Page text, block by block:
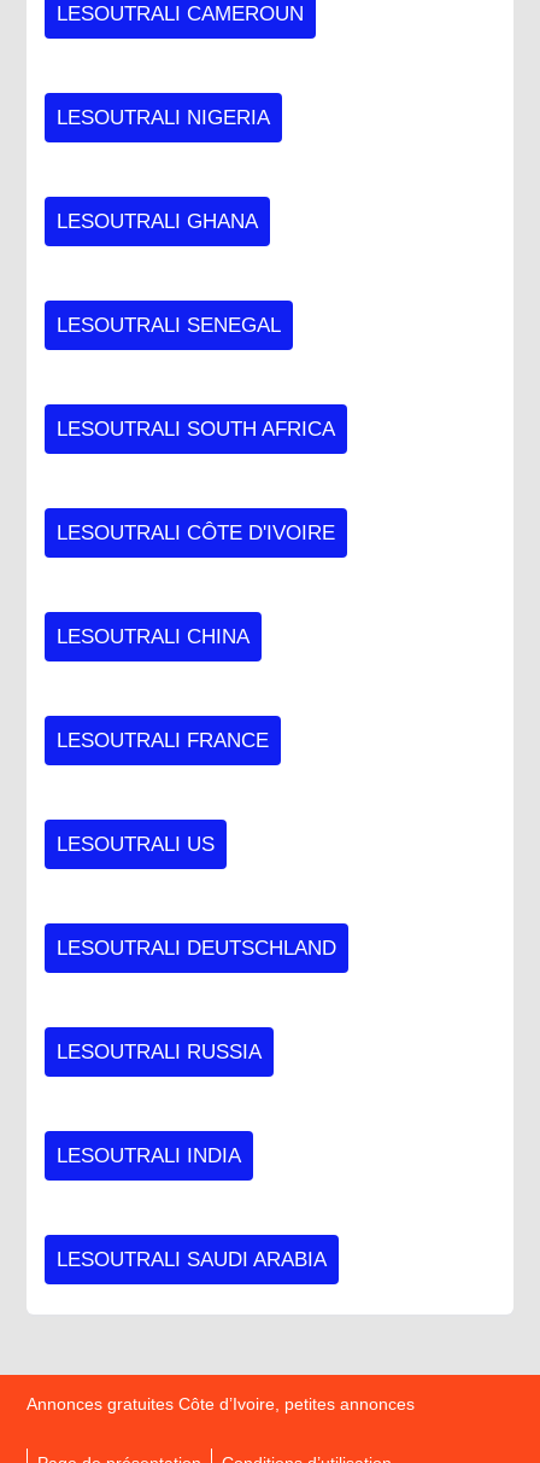
LESOUTRALI CAMEROUN
LESOUTRALI NIGERIA
LESOUTRALI GHANA
LESOUTRALI SENEGAL
LESOUTRALI SOUTH AFRICA
LESOUTRALI CÔTE D'IVOIRE
LESOUTRALI CHINA
LESOUTRALI FRANCE
LESOUTRALI US
LESOUTRALI DEUTSCHLAND
LESOUTRALI RUSSIA
LESOUTRALI INDIA
LESOUTRALI SAUDI ARABIA
Annonces gratuites Côte d’Ivoire, petites annonces